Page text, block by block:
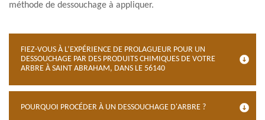
méthode de dessouchage à appliquer.
FIEZ-VOUS À L’EXPÉRIENCE DE PROLAGUEUR POUR UN
DESSOUCHAGE PAR DES PRODUITS CHIMIQUES DE VOTRE
ARBRE À SAINT ABRAHAM, DANS LE 56140
POURQUOI PROCÉDER À UN DESSOUCHAGE D'ARBRE ?